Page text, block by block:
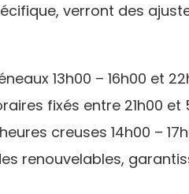
verront des
13h00 – 16h00 et
fixés entre 21h00 et
creuses 14h00 –
renouvelables,